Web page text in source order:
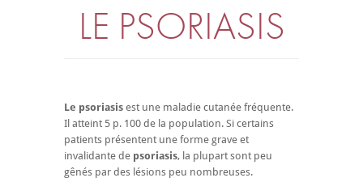
LE PSORIASIS
Le psoriasis est une maladie cutanée fréquente.
Il atteint 5 p. 100 de la population. Si certains
patients présentent une forme grave et
invalidante de psoriasis, la plupart sont peu
gênés par des lésions peu nombreuses.